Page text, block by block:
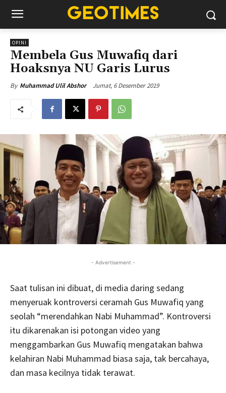
OPINI
Membela Gus Muwafiq dari
Hoaksnya NU Garis Lurus
By Muhammad Ulil Abshor Jumat, 6 Desember 2019
- Advertisement -
Saat tulisan ini dibuat, di media daring sedang
menyeruak kontroversi ceramah Gus Muwafiq yang
seolah “merendahkan Nabi Muhammad”. Kontroversi
itu dikarenakan isi potongan video yang
menggambarkan Gus Muwafiq mengatakan bahwa
kelahiran Nabi Muhammad biasa saja, tak bercahaya,
dan masa kecilnya tidak terawat.